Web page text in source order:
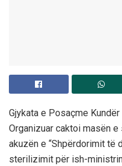
Gjykata e Posaçme
Organizuar caktoi masën e
akuzën e “Shpërdorimit të
sterilizimit për ish-